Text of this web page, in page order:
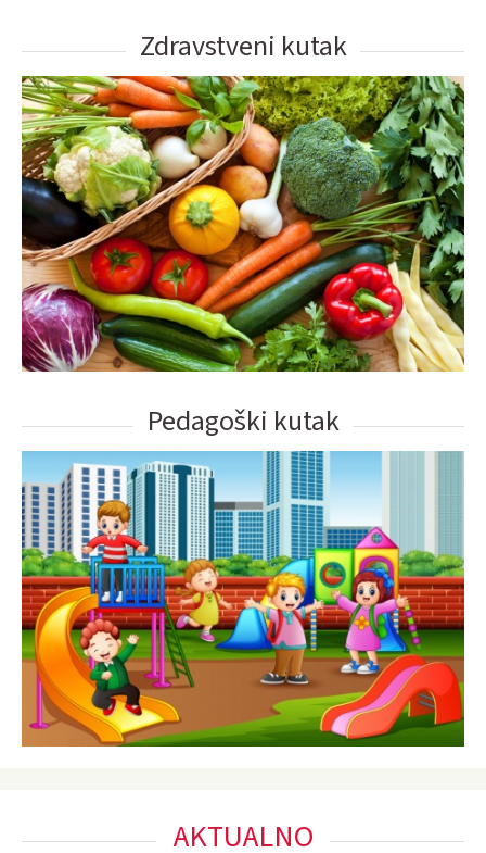
Zdravstveni kutak
Pedagoški kutak
AKTUALNO